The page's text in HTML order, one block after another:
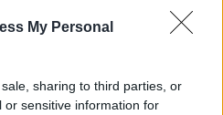
My Personal
sharing to third parties, or
or sensitive information for